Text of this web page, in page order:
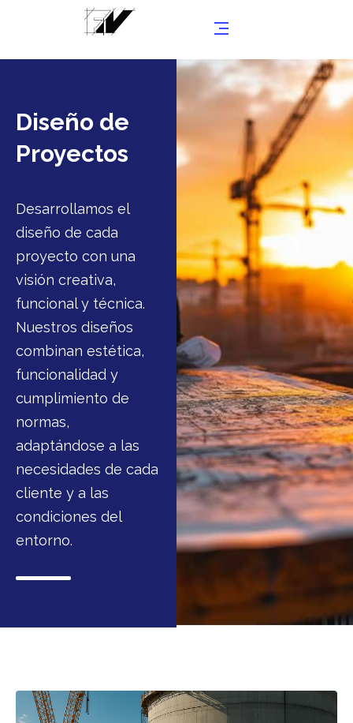
Diseño de
Proyectos
Desarrollamos el
diseño de cada
proyecto con una
visión creativa,
funcional y técnica.
Nuestros diseños
combinan estética,
funcionalidad y
cumplimiento de
normas,
adaptándose a las
necesidades de cada
cliente y a las
condiciones del
entorno.